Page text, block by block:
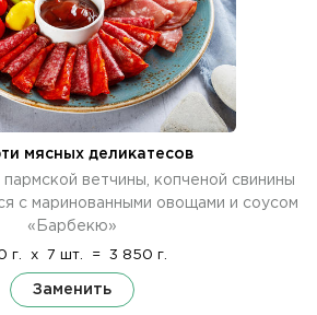
мясных деликатесов
ветчины, копченой свинины
с маринованными овощами и соусом
«Барбекю»
г. x 7 шт. = 3 850 г.
Заменить